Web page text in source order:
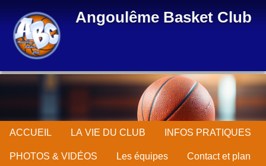
Angoulême Basket Club
ACCUEIL LA VIE DU CLUB INFOS PRATIQUES
PHOTOS & VIDÉOS Les équipes Contact et plan